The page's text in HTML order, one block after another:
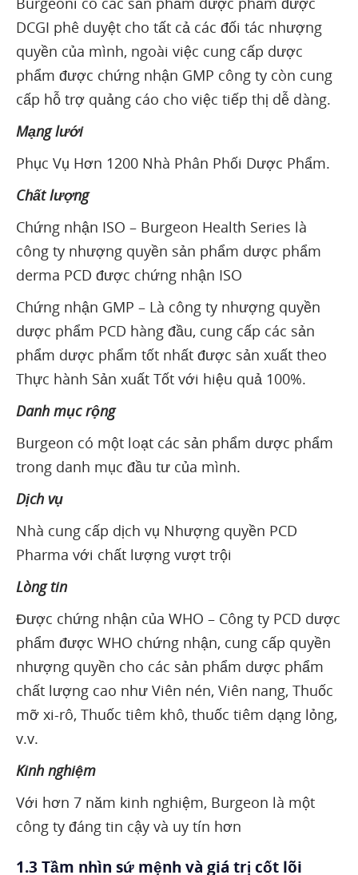
DCGI phê duyệt cho tất cả các đối tác nhượng
quyền của mình, ngoài việc cung cấp dược
phẩm được chứng nhận GMP công ty còn cung
cấp hỗ trợ quảng cáo cho việc tiếp thị dễ dàng.
Mạng lưới
Phục Vụ Hơn 1200 Nhà Phân Phối Dược Phẩm.
Chất lượng
Chứng nhận ISO – Burgeon Health Series là
công ty nhượng quyền sản phẩm dược phẩm
derma PCD được chứng nhận ISO
Chứng nhận GMP – Là công ty nhượng quyền
dược phẩm PCD hàng đầu, cung cấp các sản
phẩm dược phẩm tốt nhất được sản xuất theo
Thực hành Sản xuất Tốt với hiệu quả 100%.
Danh mục rộng
Burgeon có một loạt các sản phẩm dược phẩm
trong danh mục đầu tư của mình.
Dịch vụ
Nhà cung cấp dịch vụ Nhượng quyền PCD
Pharma với chất lượng vượt trội
Lòng tin
Được chứng nhận của WHO – Công ty PCD dược
phẩm được WHO chứng nhận, cung cấp quyền
nhượng quyền cho các sản phẩm dược phẩm
chất lượng cao như Viên nén, Viên nang, Thuốc
mỡ xi-rô, Thuốc tiêm khô, thuốc tiêm dạng lỏng,
v.v.
Kinh nghiệm
Với hơn 7 năm kinh nghiệm, Burgeon là một
công ty đáng tin cậy và uy tín hơn
1.3 Tầm nhìn sứ mệnh và giá trị cốt lõi